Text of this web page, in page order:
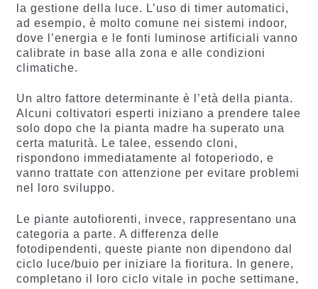
la gestione della luce. L’uso di timer automatici,
ad esempio, è molto comune nei sistemi indoor,
dove l’energia e le fonti luminose artificiali vanno
calibrate in base alla zona e alle condizioni
climatiche.
Un altro fattore determinante è l’età della pianta.
Alcuni coltivatori esperti iniziano a prendere talee
solo dopo che la pianta madre ha superato una
certa maturità. Le talee, essendo cloni,
rispondono immediatamente al fotoperiodo, e
vanno trattate con attenzione per evitare problemi
nel loro sviluppo.
Le piante autofiorenti, invece, rappresentano una
categoria a parte. A differenza delle
fotodipendenti, queste piante non dipendono dal
ciclo luce/buio per iniziare la fioritura. In genere,
completano il loro ciclo vitale in poche settimane,